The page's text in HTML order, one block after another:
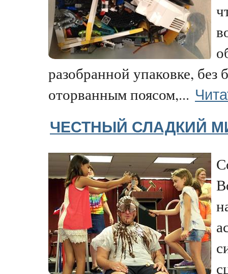
разобранной упаковке, без
оторванным поясом,...
ЧЕСТНЫЙ СЛАДКИЙ